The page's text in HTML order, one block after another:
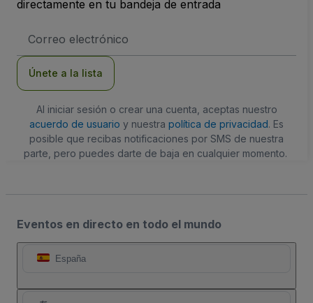
directamente en tu bandeja de entrada
de
Únete a la lista
Al iniciar sesión o crear una cuenta, aceptas nuestro
acuerdo de usuario y nuestra política de privacidad. Es
posible que recibas notificaciones por SMS de nuestra
parte, pero puedes darte de baja en cualquier momento.
Eventos en directo en todo el mundo
España